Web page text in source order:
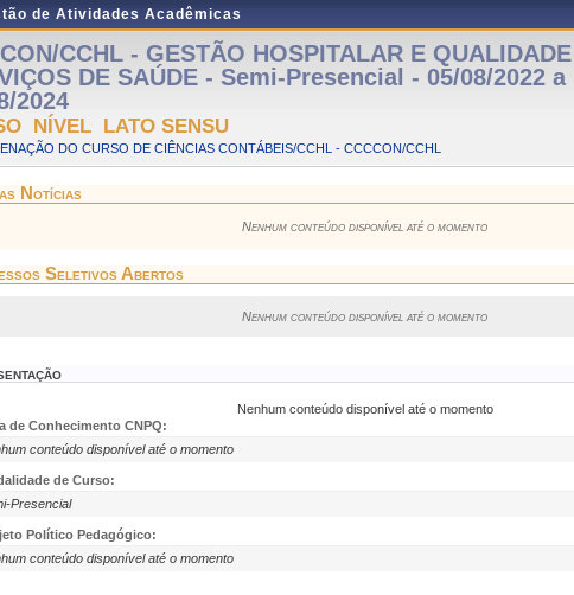
de Atividades Acadêmicas
CCHL - GESTÃO HOSPITALAR E
DE SAÚDE - Semi-Presencial - 05/08/2022 a
2024
NÍVEL LATO SENSU
DO CURSO DE CIÊNCIAS CONTÁBEIS/CCHL - CCCCON/CCHL
Notícias
Nenhum conteúdo disponível até o momento
Seletivos Abertos
Nenhum conteúdo disponível até o momento
Nenhum conteúdo disponível até o momento
de Conhecimento CNPQ:
conteúdo disponível até o momento
de Curso:
Presencial
Político Pedagógico:
conteúdo disponível até o momento